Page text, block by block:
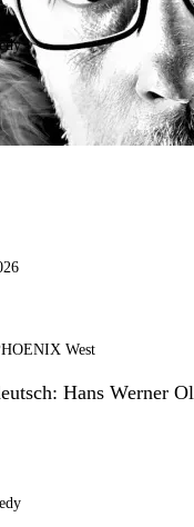
West
Hans Werner